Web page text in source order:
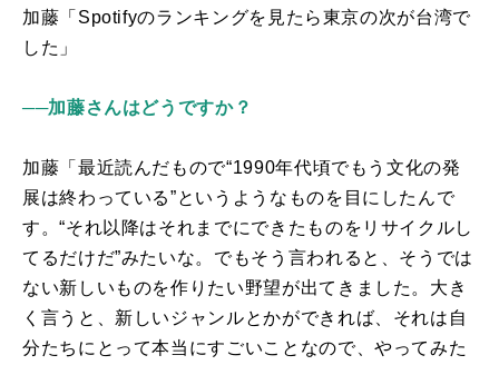
加藤「 Spotifyのランキングを見たら東京の次が台湾で
した」
──加藤さんはどうですか？
加藤「最近読んだもので“1990年代頃でもう文化の発
展は終わっている”というようなものを目にしたんで
す。“それ以降はそれまでにできたものをリサイクルし
てるだけだ”みたいな。でもそう言われると、そうでは
ない新しいものを作りたい野望が出てきました。大き
く言うと、新しいジャンルとかができれば、それは自
分たちにとって本当にすごいことなので、やってみた